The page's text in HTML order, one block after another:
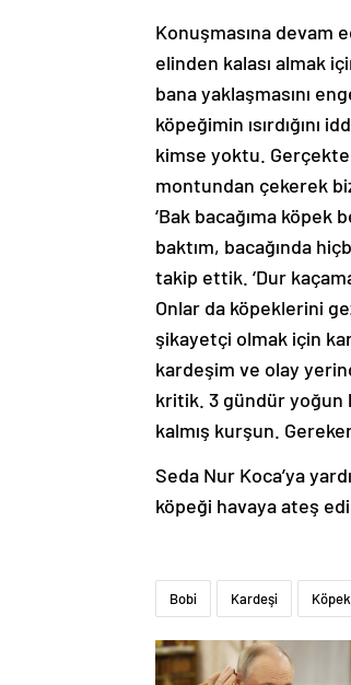
Konuşmasına devam
elinden kalası almak
bana yaklaşmasını
köpeğimin
kimse yoktu.
montundan çekerek
‘Bak bacağıma köpek
baktım, bacağında
takip ettik. ‘Dur
Onlar da köpeklerini
şikayetçi olmak için
kardeşim ve olay
kritik. 3 gündür yoğun
kalmış kurşun.
Seda Nur Koca’ya
köpeği havaya ateş
Bobi Kardeşi Köpek